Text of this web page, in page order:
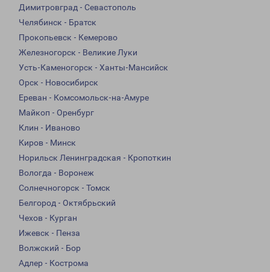
Димитровград - Севастополь
Челябинск - Братск
Прокопьевск - Кемерово
Железногорск - Великие Луки
Усть-Каменогорск - Ханты-Мансийск
Орск - Новосибирск
Ереван - Комсомольск-на-Амуре
Майкоп - Оренбург
Клин - Иваново
Киров - Минск
Норильск Ленинградская - Кропоткин
Вологда - Воронеж
Солнечногорск - Томск
Белгород - Октябрьский
Чехов - Курган
Ижевск - Пенза
Волжский - Бор
Адлер - Кострома